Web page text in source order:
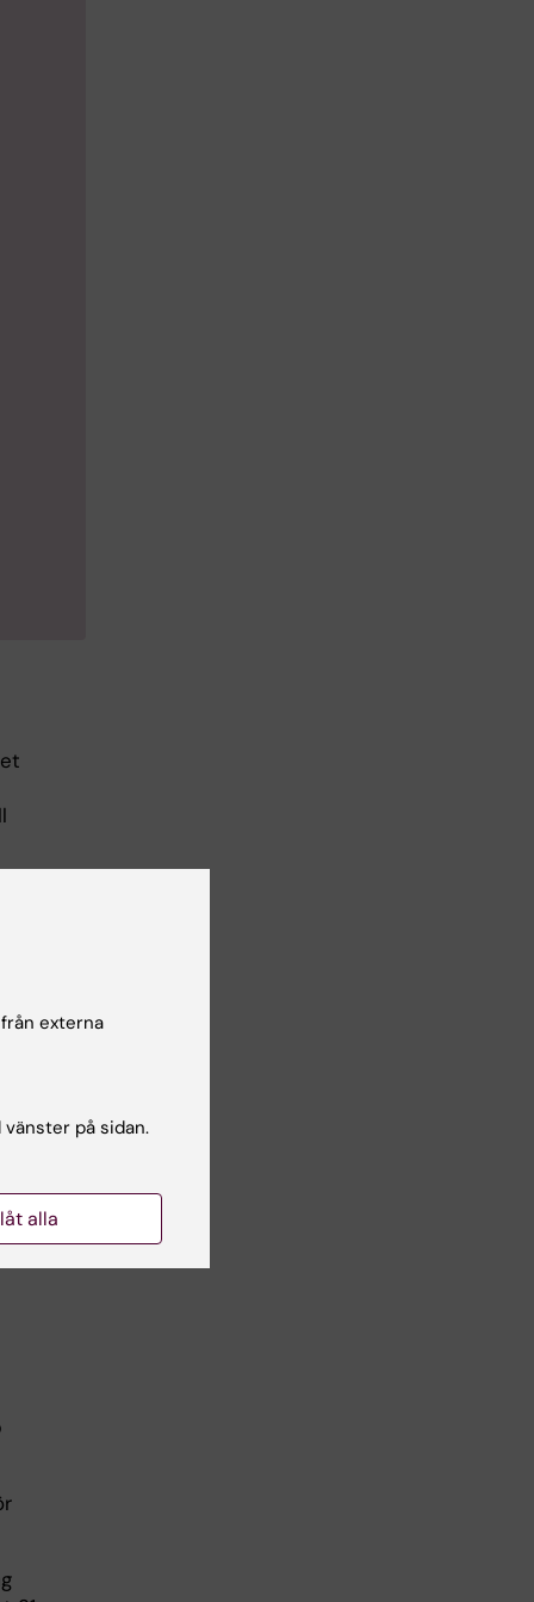
externa
på sidan.
alla